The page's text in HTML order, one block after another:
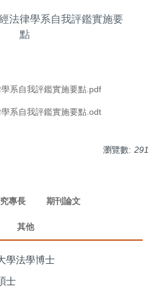
法律學系自我評鑑實施要
點
系自我評鑑實施要點.pdf
系自我評鑑實施要點.odt
瀏覽數: 291
專長 期刊論文
其他
學法學博士
士